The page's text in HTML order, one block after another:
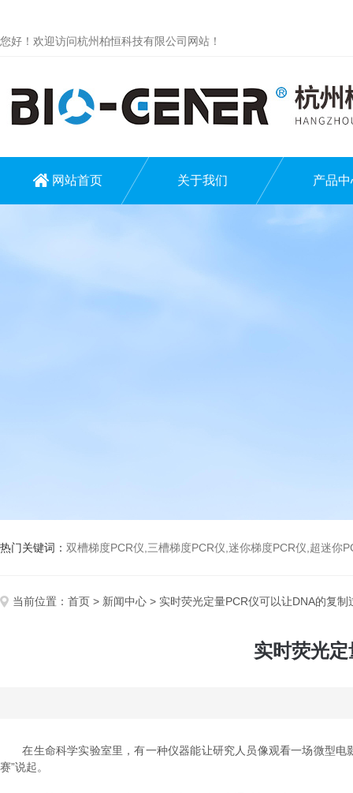
您好！欢迎访问杭州柏恒科技有限公司网站！
网站首页 关于我们 产品中
热门关键词： 双槽梯度PCR仪,三槽梯度PCR仪,迷你梯度PCR仪,超迷你
当前位置： 首页 > 新闻中心 > 实时荧光定量PCR仪可以让DNA的复制
实时荧光
在生命科学实验室里，有一种仪器能让研究人员像观看一场微型电
赛”说起。